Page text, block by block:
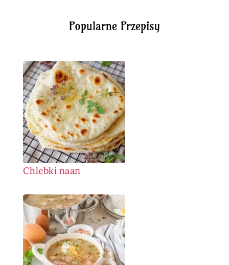
Popularne Przepisy
Chlebki naan